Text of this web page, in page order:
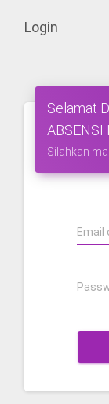
Login
Selamat
ABSENSI
Silahkan
Email